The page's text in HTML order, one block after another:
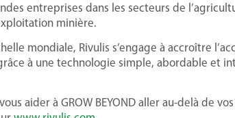
entreprises dans les secteurs de
minière.
mondiale, Rivulis s’engage à accroître
à une technologie simple, abordable et
aider à GROW BEYOND aller au-delà de